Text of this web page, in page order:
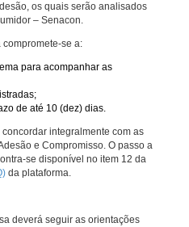
os quais serão analisados
– Senacon.
se a:
para acompanhar as
de até 10 (dez) dias.
integralmente com as
e Compromisso. O passo a
se disponível no item 12 da
da plataforma.
deverá seguir as orientações